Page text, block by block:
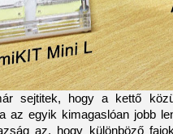
sejtitek, hogy a kettő
az egyik kimagaslóan jobb
az, hogy különböző